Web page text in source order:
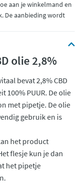
aan je winkelmand en
De aanbieding wordt
olie 2,8%
bevat 2,8% CBD
100% PUUR. De olie
met pipetje. De olie
gebruik en is
het product
flesje kun je dan
het pipetje